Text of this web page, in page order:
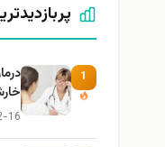
1
16